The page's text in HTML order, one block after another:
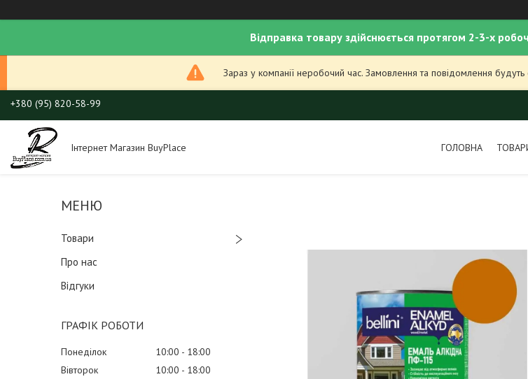
Відправка товару здійснюється протягом 2-3-х
Зараз у компанії неробочий час. Замовлення та повідомлення
+380 (95) 820-58-99
Інтернет Магазин BuyPlace ГОЛОВНА
Товари
Про нас
Відгуки
ГРАФІК РОБОТИ
Понеділок 10:00
18:00
Вівторок
10:00
18:00